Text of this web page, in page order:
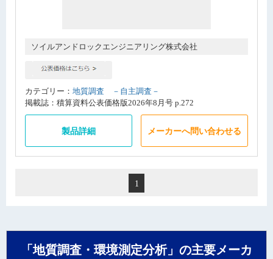
ソイルアンドロックエンジニアリング株式会社
カテゴリー： 地質調査 －自主調査－
掲載誌：積算資料公表価格版2026年8月号 p.272
製品詳細 メーカーへ問い合わせる
1
「地質調査・環境測定分析」の主要メーカ